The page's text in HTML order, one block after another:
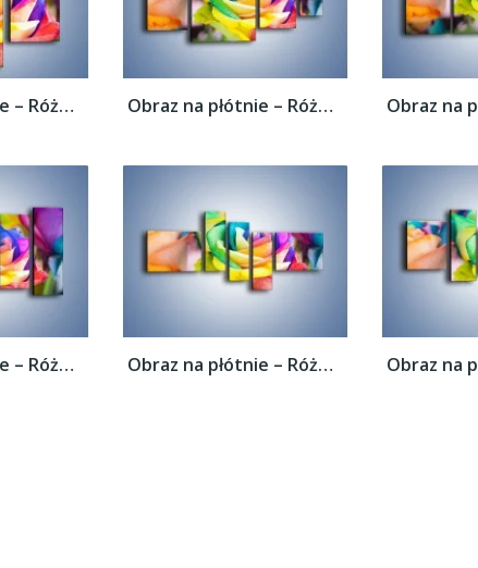
Obraz na płótnie – Róże z każdej strony –... Obraz na płótnie – Róże z każdej strony –...
Obraz na płótnie – Róże z każdej strony –... Obraz na płótnie – Róże z każdej strony –...